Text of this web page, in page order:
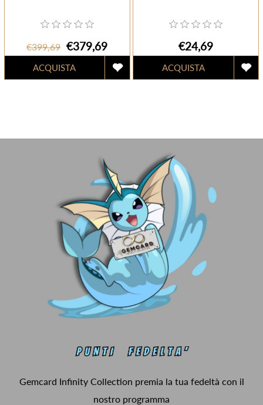
€399,69 €379,69 €24,69
Gemcard Infinity Collection premia la tua fedeltà con il
nostro programma